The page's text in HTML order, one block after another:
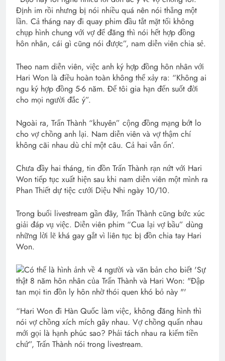
Định im rồi nhưng bị nói nhiều quá nên nói thẳng một
lần. Cả tháng nay đi quay phim đầu tắt mặt tối không
chụp hình chung với vợ để đăng thì nói hết hợp đồng
hôn nhân, cái gì cũng nói được”, nam diễn viên chia sẻ.
Theo nam diễn viên, việc anh ký hợp đồng hôn nhân với
Hari Won là điều hoàn toàn không thể xảy ra: “Không ai
ngu ký hợp đồng 5-6 năm. Để tôi gia hạn đến suốt đời
cho mọi người đắc ý”.
Ngoài ra, Trấn Thành “khuyên” cộng đồng mạng bớt lo
cho vợ chồng anh lại. Nam diễn viên và vợ thậm chí
không cãi nhau dù chỉ một câu. Cả hai vẫn ổn’.
Chưa đầy hai tháng, tin đồn Trấn Thành rạn nứt với Hari
Won tiếp tục xuất hiện sau khi nam diễn viên một mình ra
Phan Thiết dự tiệc cưới Diệu Nhi ngày 10/10.
Trong buổi livestream gần đây, Trấn Thành cũng bức xúc
giải đáp vụ việc. Diễn viên phim “Cua lại vợ bầu” dùng
những lời lẽ khá gay gắt vì liên tục bị đồn chia tay Hari
Won.
“Hari Won đi Hàn Quốc làm việc, không đăng hình thì
nói vợ chồng xích mích gây nhau. Vợ chồng quấn nhau
mới gọi là hạnh phúc sao? Phải tách nhau ra kiếm tiền
chứ”, Trấn Thành nói trong livestream.